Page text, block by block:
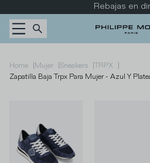
Descubra la
Home |Mujer |Sneakers |TRPX |
Zapatilla Baja Trpx Para Mujer - Azul Y